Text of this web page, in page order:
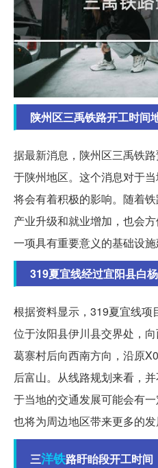
陕州区三禹铁路开工时间
据最新消息，陕州区三禹铁
于陕州地区。这个消息对于
将会有着积极的影响。随着
产业升级和就业增加，也会
一项具有重要意义的基础设施
319夏宜线经过宜阳县白
根据资料显示，319夏宜线项
位于汝阳县伊川县交界处，
葛寨村后向西南方向，沿原
后富山。从线路规划来看，
于当地的交通发展可能会有
也将为周边地区带来更多的发
三洋铁路盱眙段开工时间